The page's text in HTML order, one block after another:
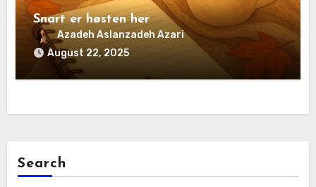
Snart er høsten her
Azadeh Aslanzadeh Azari
August 22, 2025
Search